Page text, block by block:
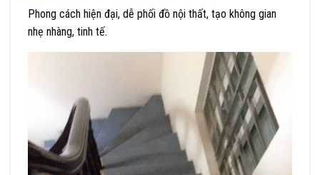
Phong cách hiện đại, dễ phối đồ nội thất, tạo không gian
nhẹ nhàng, tinh tế.